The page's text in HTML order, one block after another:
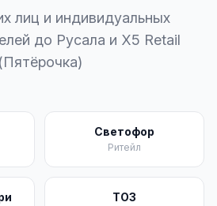
лиц и индивидуальных
до Русала и X5 Retail
(Пятёрочка)
Светофор
Ритейл
ТОЗ